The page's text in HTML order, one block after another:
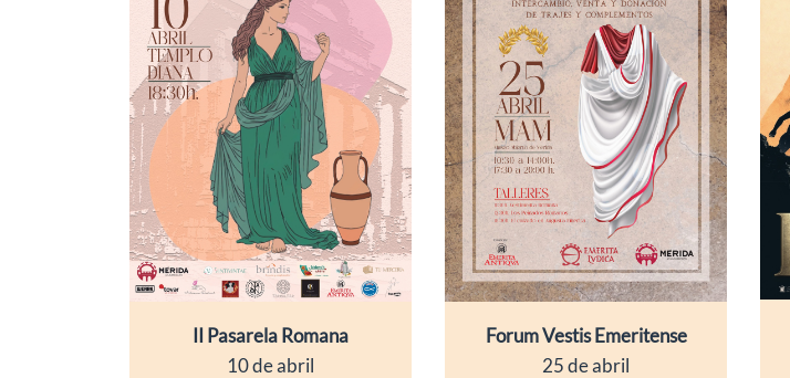
II Pasarela Romana
10 de abril
Forum Vestis Emeritense
25 de abril